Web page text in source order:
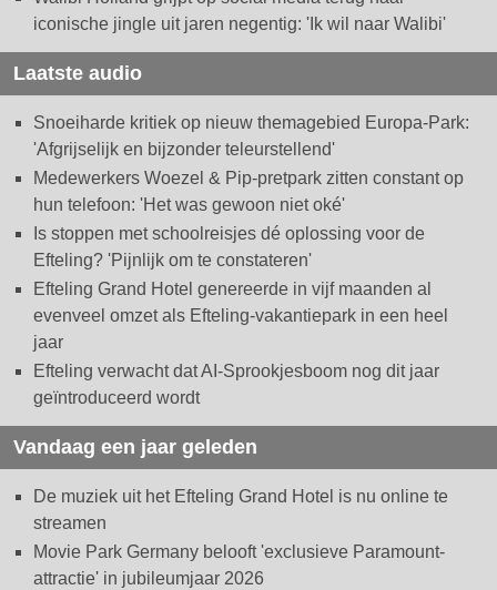
iconische jingle uit jaren negentig: 'Ik wil naar Walibi'
Laatste audio
Snoeiharde kritiek op nieuw themagebied Europa-Park:
'Afgrijselijk en bijzonder teleurstellend'
Medewerkers Woezel & Pip-pretpark zitten constant op
hun telefoon: 'Het was gewoon niet oké'
Is stoppen met schoolreisjes dé oplossing voor de
Efteling? 'Pijnlijk om te constateren'
Efteling Grand Hotel genereerde in vijf maanden al
evenveel omzet als Efteling-vakantiepark in een heel
jaar
Efteling verwacht dat AI-Sprookjesboom nog dit jaar
geïntroduceerd wordt
Vandaag een jaar geleden
De muziek uit het Efteling Grand Hotel is nu online te
streamen
Movie Park Germany belooft 'exclusieve Paramount-
attractie' in jubileumjaar 2026